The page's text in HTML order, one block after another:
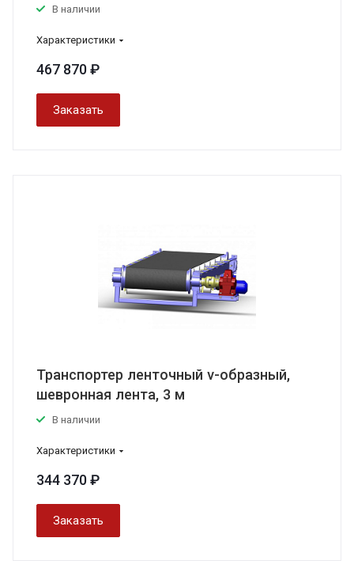
В наличии
Характеристики
467 870 ₽
Заказать
Транспортер ленточный v-образный,
шевронная лента, 3 м
В наличии
Характеристики
344 370 ₽
Заказать